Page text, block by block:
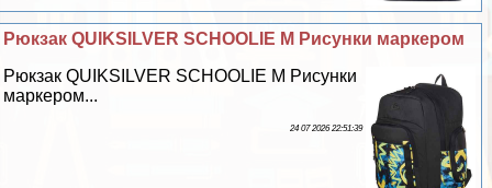
Рюкзак QUIKSILVER SCHOOLIE M Рисунки маркером
Рюкзак QUIKSILVER SCHOOLIE M Рисунки
маркером...
24 07 2026 22:51:39